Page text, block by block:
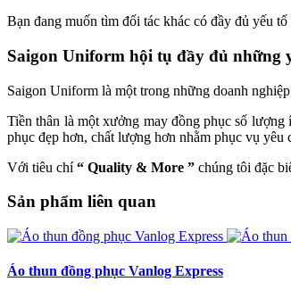
Bạn đang muốn tìm đối tác khác có đầy đủ yếu tố
Saigon Uniform hội tụ đầy đủ những
Saigon Uniform là một trong những doanh
Tiền thân là một xưởng may đồng phục số
phục đẹp hơn, chất lượng hơn nhằm phục vụ yêu
Với tiêu chí“ Quality & More ” chúng tôi đặc
Sản phẩm liên quan
Áo thun đồng phục Vanlog Express